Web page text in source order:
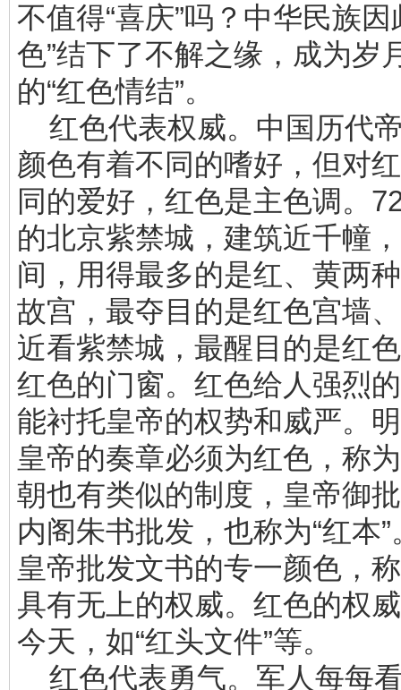
不值得“喜庆”吗？中华民族因
色”结下了不解之缘，成为岁
的“红色情结”。
红色代表权威。中国历代
颜色有着不同的嗜好，但对
同的爱好，红色是主色调。
的北京紫禁城，建筑近千幢
间，用得最多的是红、黄两
故宫，最夺目的是红色宫墙
近看紫禁城，最醒目的是红
红色的门窗。红色给人强烈
能衬托皇帝的权势和威严。
皇帝的奏章必须为红色，称
朝也有类似的制度，皇帝御
内阁朱书批发，也称为“红本
皇帝批发文书的专一颜色，
具有无上的权威。红色的权
今天，如“红头文件”等。
红色代表勇气。军人每每